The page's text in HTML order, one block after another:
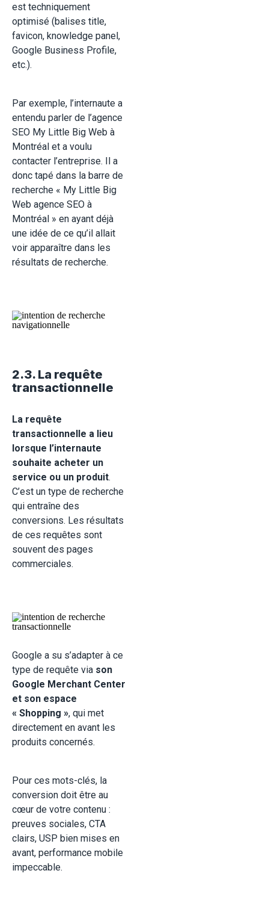
est techniquement
optimisé (balises title,
favicon, knowledge panel,
Google Business Profile,
etc.).
Par exemple, l’internaute a
entendu parler de l’agence
SEO My Little Big Web à
Montréal et a voulu
contacter l’entreprise. Il a
donc tapé dans la barre de
recherche « My Little Big
Web agence SEO à
Montréal » en ayant déjà
une idée de ce qu’il allait
voir apparaître dans les
résultats de recherche.
2.3. La requête
transactionnelle
La requête
transactionnelle a lieu
lorsque l’internaute
souhaite acheter un
service ou un produit.
C’est un type de recherche
qui entraîne des
conversions. Les résultats
de ces requêtes sont
souvent des pages
commerciales.
Google a su s’adapter à ce
type de requête via son
Google Merchant Center
et son espace
« Shopping », qui met
directement en avant les
produits concernés.
Pour ces mots-clés, la
conversion doit être au
cœur de votre contenu :
preuves sociales, CTA
clairs, USP bien mises en
avant, performance mobile
impeccable.